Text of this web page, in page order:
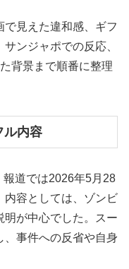
で見えた違和感、ギフ
ンジャポでの反応、
背景まで順番に整理
ル内容
道では2026年5月28
内容としては、ゾンビ
明が中心でした。スー
、事件への反省や自身